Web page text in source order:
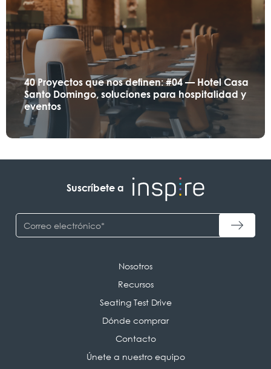
40 Proyectos que nos definen: #04 — Hotel Casa
Santo Domingo, soluciones para hospitalidad y
eventos
Suscríbete a
Nosotros
Recursos
Seating Test Drive
Dónde comprar
Contacto
Únete a nuestro equipo